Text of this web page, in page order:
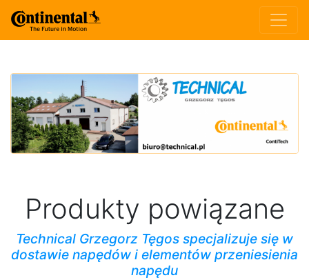
Produkty powiązane
Technical Grzegorz Tęgos specjalizuje się w
dostawie napędów i elementów przeniesienia
napędu